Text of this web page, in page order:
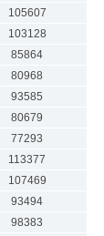
105607
103128
85864
80968
93585
80679
77293
113377
107469
93494
98383